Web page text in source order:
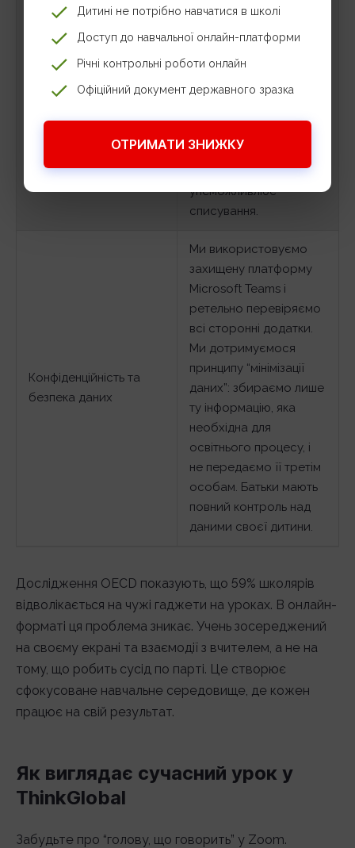
Дитині не потрібно навчатися в школі
Доступ до навчальної онлайн-платформи
Річні контрольні роботи онлайн
Офіційний документ державного зразка
ОТРИМАТИ ЗНИЖКУ
Списування та
академічна
захист проєктів, усні
відповіді, написання
об’єктивний контроль
(наприклад, підсумкові
прокторинг – систему
нагляду, що
унеможливлює
списування.
Конфіденційність та
безпека даних
Ми використовуємо
захищену платформу
Microsoft Teams і
ретельно перевіряємо
всі сторонні додатки.
Ми дотримуємося
принципу “мінімізації
даних”: збираємо лише
ту інформацію, яка
необхідна для
освітнього процесу, і
не передаємо її третім
особам. Батьки мають
повний контроль над
даними своєї дитини.
Дослідження OECD показують, що 59% школярів
відволікається на чужі гаджети на уроках. В онлайн-
форматі ця проблема зникає. Учень зосереджений
на своєму екрані та взаємодії з вчителем, а не на
тому, що робить сусід по парті. Це створює
сфокусоване навчальне середовище, де кожен
працює на свій результат.
Як виглядає сучасний урок у
ThinkGlobal
Забудьте про “голову, що говорить” у Zoom.